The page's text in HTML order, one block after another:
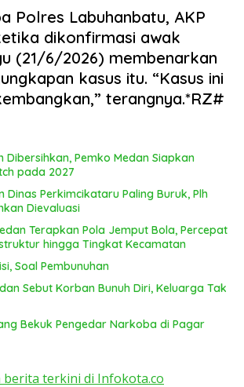
Polres Labuhanbatu, AKP
dikonfirmasi awak
(21/6/2026) membenarkan
kasus itu. “Kasus ini
terangnya.*RZ#
Dibersihkan, Pemko Medan Siapkan
pada 2027
Dinas Perkimcikataru Paling Buruk, Plh
Dievaluasi
Terapkan Pola Jemput Bola, Percepat
hingga Tingkat Kecamatan
Soal Pembunuhan
Sebut Korban Bunuh Diri, Keluarga Tak
Bekuk Pengedar Narkoba di Pagar
berita terkini di Infokota.co